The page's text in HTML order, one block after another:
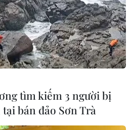
đẩy hợp tác
trụ
tìm kiếm 3 người bị
bán đảo Sơn Trà